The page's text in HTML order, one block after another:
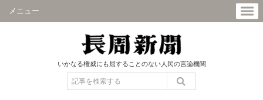
メニュー
いかなる権威にも屈することのない人民の言論機関